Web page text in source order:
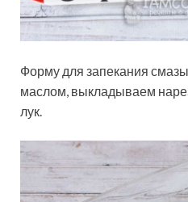
Форму для запекания
маслом, выкладываем
лук.